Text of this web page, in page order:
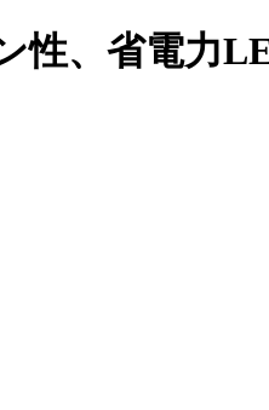
性、省電力